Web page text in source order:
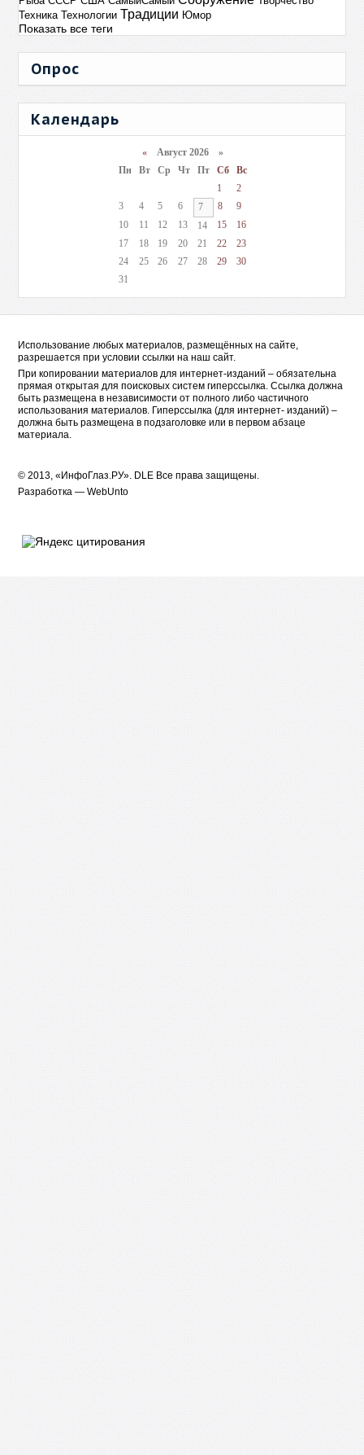
Техника Технологии Традиции Юмор
Показать все теги
Опрос
Календарь
«Август 2026 »
Пн
Вт Ср Чт Пт Сб
Вс
1
2
3
4 5 6 7 8
9
10
11 12 13 14 15
16
17
18 19 20 21 22
23
24
25 26 27 28 29
30
31
Использование любых материалов, размещённых на сайте,
разрешается при условии ссылки на наш сайт.
При копировании материалов для интернет-изданий – обязательна
прямая открытая для поисковых систем гиперссылка. Ссылка должна
быть размещена в независимости от полного либо частичного
использования материалов. Гиперссылка (для интернет- изданий) –
должна быть размещена в подзаголовке или в первом абзаце
материала.
© 2013, «ИнфоГлаз.РУ». DLE Все права защищены.
Разработка —WebUnto